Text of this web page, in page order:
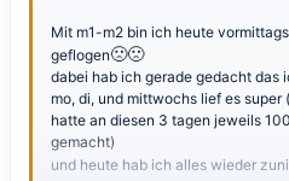
Mit m1-m2 bin ich heute
geflogen🙁🙁
dabei hab ich gerade gedacht das
mo, di, und mittwochs lief es super
hatte an diesen 3 tagen jeweils
gemacht)
und heute hab ich alles wieder